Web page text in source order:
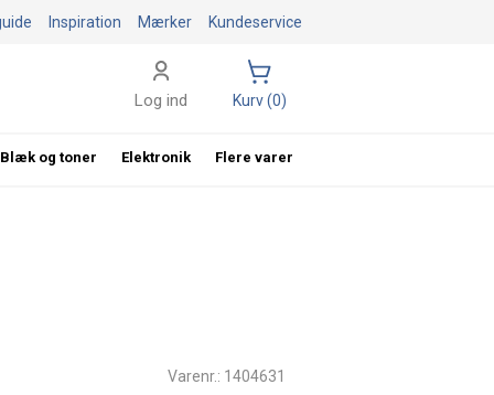
Varenr.: 1404631
Kundeservice
Mærker
Inspiration
Log ind Kurv (0)
Blæk og toner Elektronik Flere varer